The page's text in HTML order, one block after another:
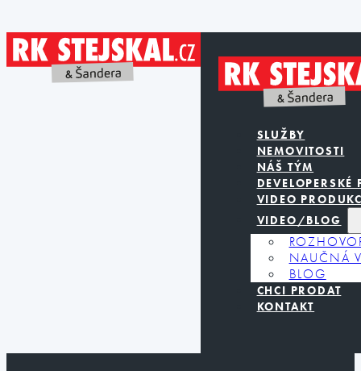
SLUŽBY
NEMOVITOSTI
NÁŠ TÝM
DEVELOPERSKÉ
VIDEO
VIDEO/BLOG
NAUČNÁ
BLOG
CHCI PRODAT
KONTAKT